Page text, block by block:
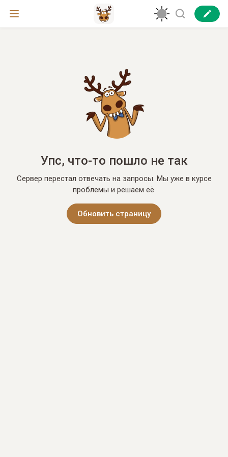
Упс, что-то пошло не так
Сервер перестал отвечать на запросы. Мы уже в курсе
проблемы и решаем её.
Обновить страницу